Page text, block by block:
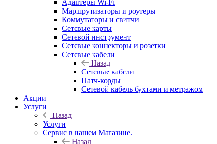
Адаптеры Wi-Fi
Маршрутизаторы и роутеры
Коммутаторы и свитчи
Сетевые карты
Сетевой инструмент
Сетевые коннекторы и розетки
Сетевые кабели
Назад
Сетевые кабели
Патч-корды
Сетевой кабель бухтами и метражом
Акции
Услуги
Назад
Услуги
Сервис в нашем Магазине.
Назад